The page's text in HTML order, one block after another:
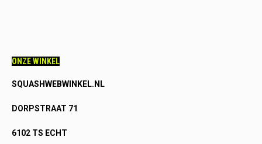
ONZE WINKEL
SQUASHWEBWINKEL.NL
DORPSTRAAT 71
6102 TS ECHT